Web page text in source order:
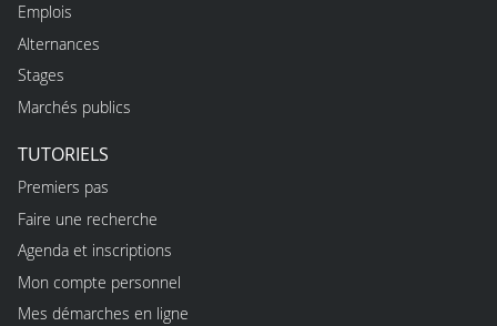
Emplois
Alternances
Stages
Marchés publics
TUTORIELS
Premiers pas
Faire une recherche
Agenda et inscriptions
Mon compte personnel
Mes démarches en ligne